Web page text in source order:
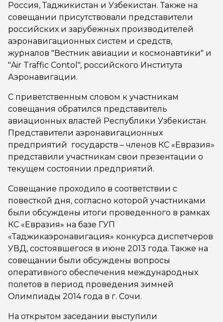
Россия, Таджикистан и Узбекистан. Также на
совещании присутствовали представители
российских и зарубежных производителей
аэронавигационных систем и средств,
журналов "Вестник авиации и космонавтики" и
"Air Traffic Contol", российского Института
Аэронавигации.
С приветственным словом к участникам
совещания обратился представитель
авиационных властей Республики Узбекистан.
Представители аэронавигационных
предприятий государств – членов КС «Евразия»
представили участникам свои презентации о
текущем состоянии предприятий.
Совещание проходило в соответствии с
повесткой дня, согласно которой участниками
были обсуждены итоги проведенного в рамках
КС «Евразия» на базе ГУП
«Таджикаэронавигация» конкурса диспетчеров
УВД, состоявшегося в июне 2013 года. Также на
совещании были обсуждены вопросы
оперативного обеспечения международных
полетов в период проведения зимней
Олимпиады 2014 года в г. Сочи.
На открытом заседании выступили